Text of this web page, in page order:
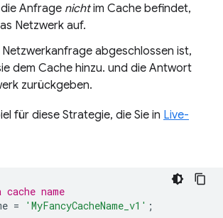
Anfrage nichtim Cache befindet,
Netzwerk auf.
abgeschlossen ist,
dem Cache hinzu. und die Antwort
zurückgeben.
für diese Strategie, die Sie in Live-
name
= 'MyFancyCacheName_v1' ;